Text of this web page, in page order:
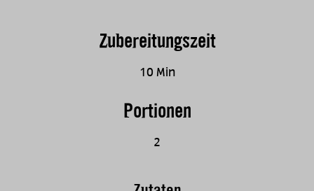
Zubereitungszeit
10 Min
Portionen
2